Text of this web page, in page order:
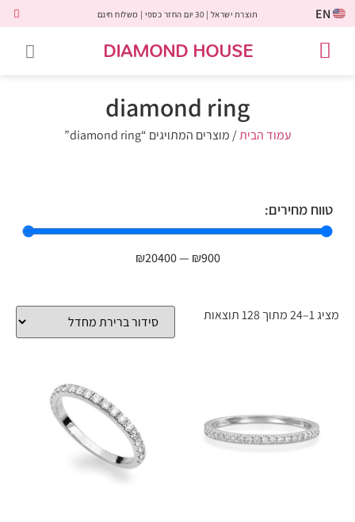
EN תוצרת ישראל | 30 יום החזר כספי | משלוח חינם
DIAMOND HOUSE
diamond ring
עמוד הבית/ מוצרים המתויגים “diamond ring”
טווח מחירים:
₪900
—
₪20400
מציג 1–24 מתוך 128 תוצאות